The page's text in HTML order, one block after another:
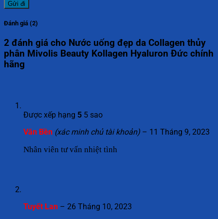
Đánh giá (2)
2 đánh giá cho Nước uống đẹp da Collagen thủy
phân Mivolis Beauty Kollagen Hyaluron Đức chính
hãng
Được xếp hạng 5 5 sao
Văn Bền (xác minh chủ tài khoản) – 11 Tháng 9, 2023
Nhân viên tư vấn nhiệt tình
Tuyết Lan – 26 Tháng 10, 2023